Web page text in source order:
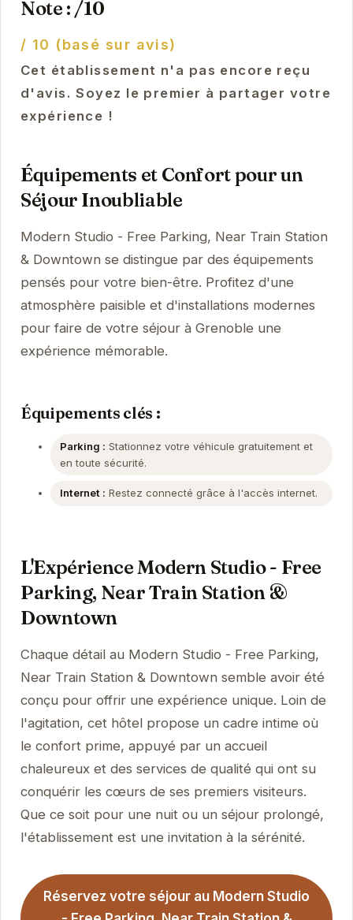
Note : /10
/ 10 (basé sur avis)
Cet établissement n'a pas encore reçu
d'avis. Soyez le premier à partager votre
expérience !
Équipements et Confort pour un
Séjour Inoubliable
Modern Studio - Free Parking, Near Train Station
& Downtown se distingue par des équipements
pensés pour votre bien-être. Profitez d'une
atmosphère paisible et d'installations modernes
pour faire de votre séjour à Grenoble une
expérience mémorable.
Équipements clés :
Parking : Stationnez votre véhicule gratuitement et
en toute sécurité.
Internet : Restez connecté grâce à l'accès internet.
L'Expérience Modern Studio - Free
Parking, Near Train Station &
Downtown
Chaque détail au Modern Studio - Free Parking,
Near Train Station & Downtown semble avoir été
conçu pour offrir une expérience unique. Loin de
l'agitation, cet hôtel propose un cadre intime où
le confort prime, appuyé par un accueil
chaleureux et des services de qualité qui ont su
conquérir les cœurs de ses premiers visiteurs.
Que ce soit pour une nuit ou un séjour prolongé,
l'établissement est une invitation à la sérénité.
Réservez votre séjour au Modern Studio